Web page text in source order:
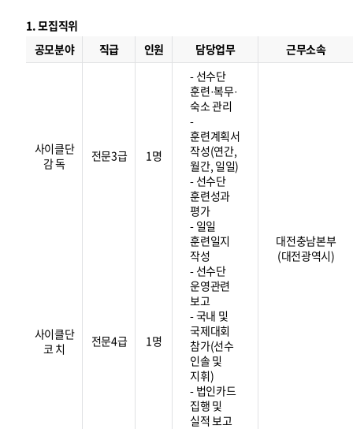
1. 모집직위
공모분야 직급 인원 담당업무 근무소속
사이클단
감 독
전문3급 1명
- 선수단
훈련·복무·
숙소 관리
-
훈련계획서
작성(연간,
월간, 일일)
- 선수단
훈련성과
평가
- 일일
훈련일지
작성
- 선수단
운영관련
보고
- 국내 및
국제대회
참가(선수
인솔 및
지휘)
- 법인카드
집행 및
실적 보고
대전충남본부
(대전광역시)
사이클단
코 치
전문4급 1명